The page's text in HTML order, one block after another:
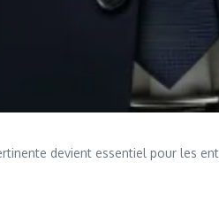
devient essentiel pour les